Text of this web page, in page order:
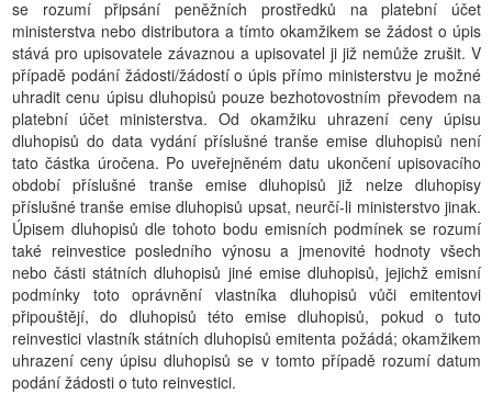
se rozumí připsání peněžních prostředků na platební účet
ministerstva nebo distributora a tímto okamžikem se žádost o úpis
stává pro upisovatele závaznou a upisovatel ji již nemůže zrušit. V
případě podání žádosti/žádostí o úpis přímo ministerstvu je možné
uhradit cenu úpisu dluhopisů pouze bezhotovostním převodem na
platební účet ministerstva. Od okamžiku uhrazení ceny úpisu
dluhopisů do data vydání příslušné tranše emise dluhopisů není
tato částka úročena. Po uveřejněném datu ukončení upisovacího
období příslušné tranše emise dluhopisů již nelze dluhopisy
příslušné tranše emise dluhopisů upsat, neurčí-li ministerstvo jinak.
Úpisem dluhopisů dle tohoto bodu emisních podmínek se rozumí
také reinvestice posledního výnosu a jmenovité hodnoty všech
nebo části státních dluhopisů jiné emise dluhopisů, jejichž emisní
podmínky toto oprávnění vlastníka dluhopisů vůči emitentovi
připouštějí, do dluhopisů této emise dluhopisů, pokud o tuto
reinvestici vlastník státních dluhopisů emitenta požádá; okamžikem
uhrazení ceny úpisu dluhopisů se v tomto případě rozumí datum
podání žádosti o tuto reinvestici.